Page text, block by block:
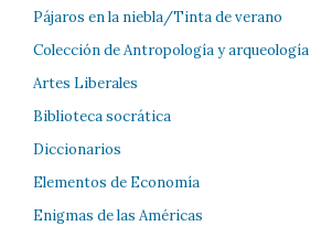
Pájaros en la niebla/Tinta de verano
Colección de Antropología y arqueología
Artes Liberales
Biblioteca socrática
Diccionarios
Elementos de Economía
Enigmas de las Américas